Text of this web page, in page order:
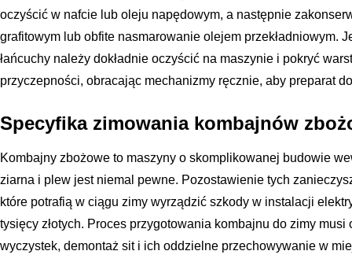
oczyścić w nafcie lub oleju napędowym, a następnie
grafitowym lub obfite nasmarowanie olejem przekładniowym.
łańcuchy należy dokładnie oczyścić na maszynie i pokryć
przyczepności, obracając mechanizmy ręcznie, aby preparat
Specyfika zimowania kombajnów
Kombajny zbożowe to maszyny o skomplikowanej budowie
ziarna i plew jest niemal pewne. Pozostawienie tych
które potrafią w ciągu zimy wyrządzić szkody w instalacji
tysięcy złotych. Proces przygotowania kombajnu do zimy
wyczystek, demontaż sit i ich oddzielne przechowywanie w